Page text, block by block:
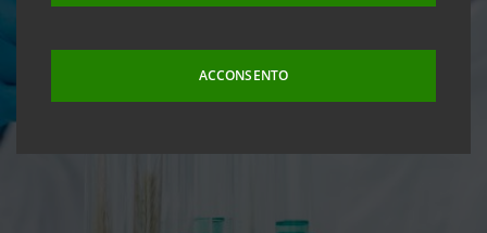
ACCONSENTO